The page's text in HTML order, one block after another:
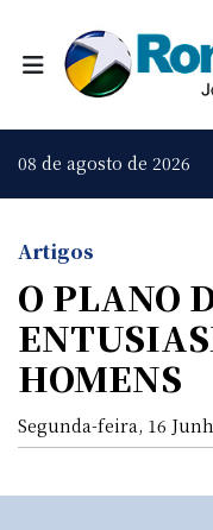
08 de agosto de 2026
Artigos
O PLANO
HOMENS
Segunda-feira, 16